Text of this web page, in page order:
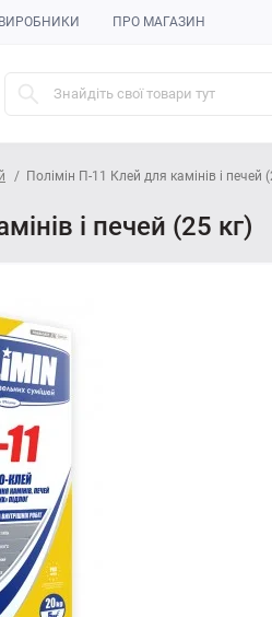
ВИРОБНИКИ ПРО МАГАЗИН
Полімін П-11 Клей для камінів і печей
і печей (25 кг)